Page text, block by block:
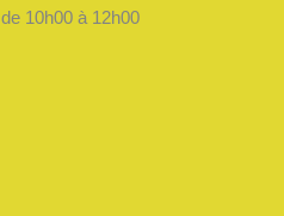
de 10h00 à 12h00